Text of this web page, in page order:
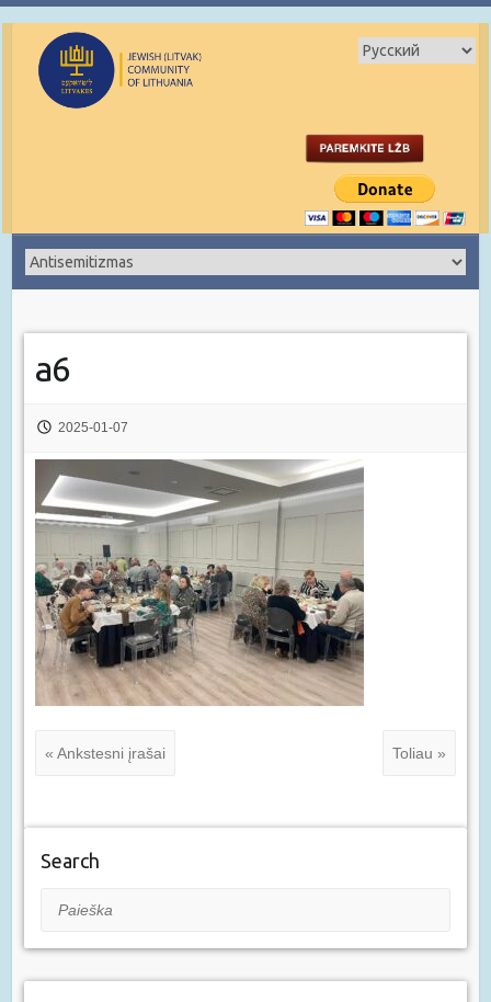
a6
2025-01-07
« Ankstesni įrašai Toliau »
Search
Paieška